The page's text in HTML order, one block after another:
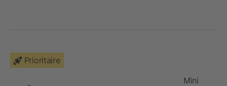
Prioritaire
Mini